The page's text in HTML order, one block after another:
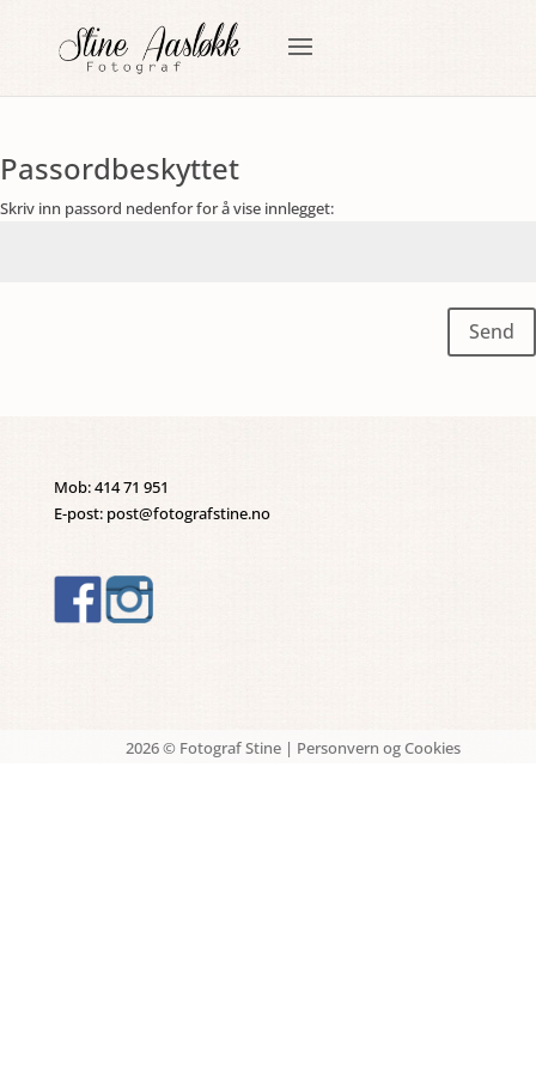
Passordbeskyttet
Skriv inn passord nedenfor for å vise innlegget:
Send
Mob: 414 71 951
E-post: post@fotografstine.no
2026 © Fotograf Stine | Personvern og Cookies